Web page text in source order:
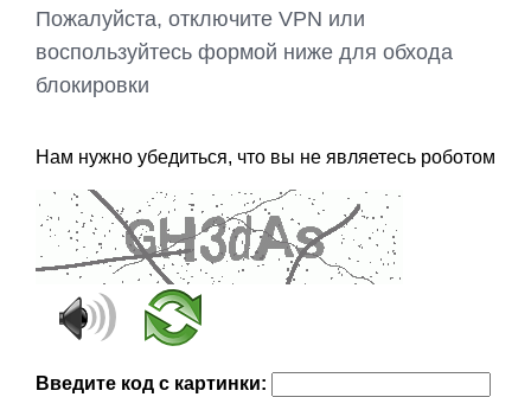
Пожалуйста, отключите VPN или
воспользуйтесь формой ниже для обхода
блокировки
Нам нужно убедиться, что вы не являетесь роботом
Введите код с картинки: